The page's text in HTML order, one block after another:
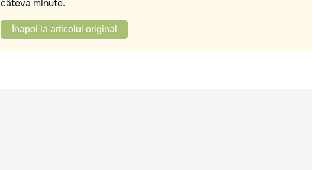
câteva minute.
Înapoi la articolul original